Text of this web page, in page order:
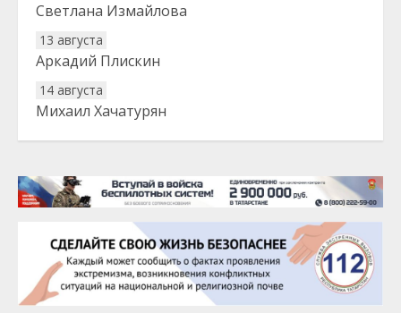
Светлана Измайлова
13 августа
Аркадий Плискин
14 августа
Михаил Хачатурян
20 августа
22 августа
Евгений Ефимов
25 августа
Сэсэгма Бубеева
28 августа